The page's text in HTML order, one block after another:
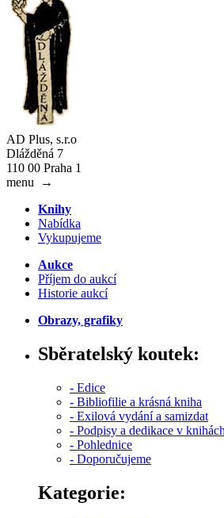
AD Plus, s.r.o
Dlážděná 7
110 00 Praha 1
menu
→
Knihy
Nabídka
Vykupujeme
Aukce
Příjem do aukcí
Historie aukcí
Obrazy, grafiky
Sběratelský koutek:
- Edice
- Bibliofilie a krásná kniha
- Exilová vydání a samizdat
- Podpisy a dedikace v
- Pohlednice
- Doporučujeme
Kategorie: